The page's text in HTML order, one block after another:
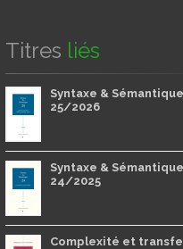
Titres liés
Syntaxe &
25/2026
Syntaxe &
24/2025
Complexité et